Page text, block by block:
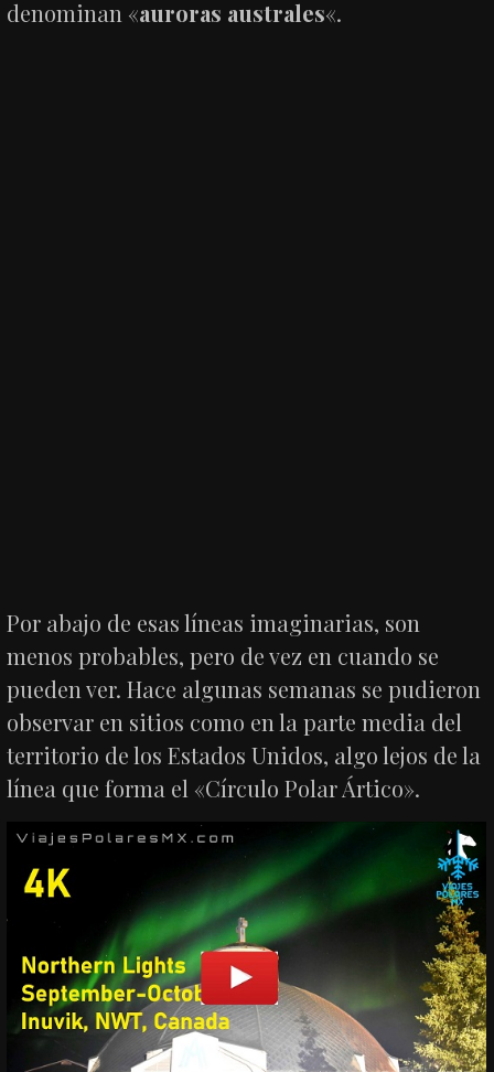
denominan «auroras australes«.
Por abajo de esas líneas imaginarias, son
menos probables, pero de vez en cuando se
pueden ver. Hace algunas semanas se pudieron
observar en sitios como en la parte media del
territorio de los Estados Unidos, algo lejos de la
línea que forma el «Círculo Polar Ártico».